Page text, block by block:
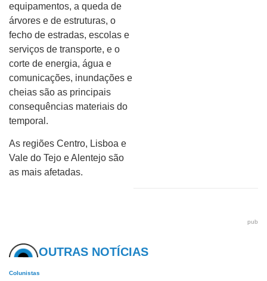
equipamentos, a queda de
árvores e de estruturas, o
fecho de estradas, escolas e
serviços de transporte, e o
corte de energia, água e
comunicações, inundações e
cheias são as principais
consequências materiais do
temporal.
As regiões Centro, Lisboa e
Vale do Tejo e Alentejo são
as mais afetadas.
pub
OUTRAS NOTÍCIAS
Colunistas